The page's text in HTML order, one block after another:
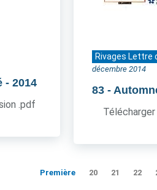
- 2014
.pdf
Rivages Lettre
décembre 2014
83 -
Première 20 21 22